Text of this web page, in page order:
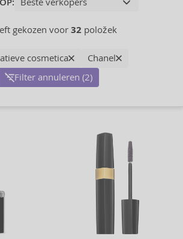
gekozen voor 32 položek
cosmetica
Chanel
Filter annuleren (2)